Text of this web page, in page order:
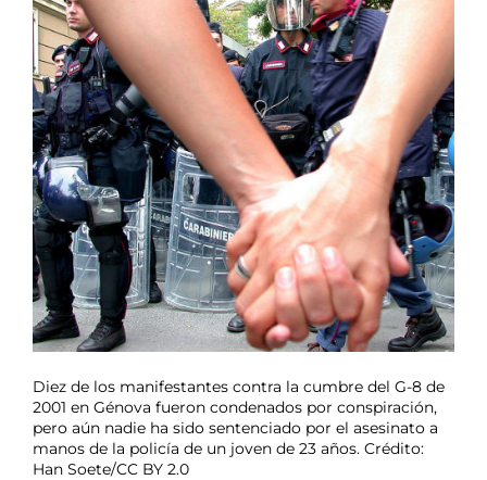
Diez de los manifestantes contra la cumbre del G-8 de
2001 en Génova fueron condenados por conspiración,
pero aún nadie ha sido sentenciado por el asesinato a
manos de la policía de un joven de 23 años. Crédito:
Han Soete/CC BY 2.0